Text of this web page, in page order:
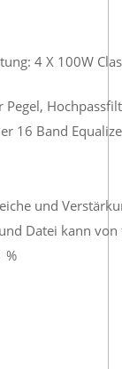
4 X 100W
16 Band
und
Datei kann von
%